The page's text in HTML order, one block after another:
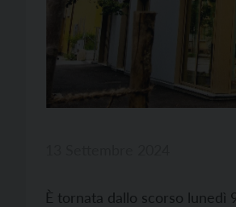
È tornata dallo scorso lunedì